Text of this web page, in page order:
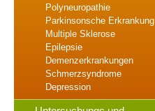
Polyneuropathie
Parkinsonsche Erkrankung
Multiple Sklerose
Epilepsie
Demenzerkrankungen
Schmerzsyndrome
Depression